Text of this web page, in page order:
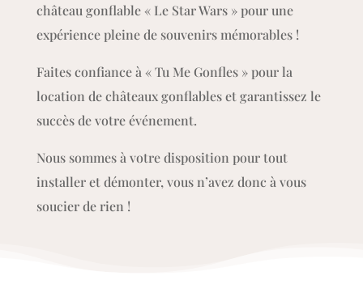
château gonflable « Le Star Wars » pour une
expérience pleine de souvenirs mémorables !
Faites confiance à « Tu Me Gonfles » pour la
location de châteaux gonflables et garantissez le
succès de votre événement.
Nous sommes à votre disposition pour tout
installer et démonter, vous n’avez donc à vous
soucier de rien !